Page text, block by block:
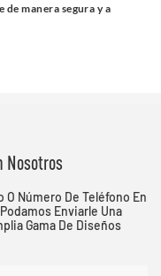
manera segura y a
Nosotros
Número De Teléfono En
Enviarle Una
Gama De Diseños